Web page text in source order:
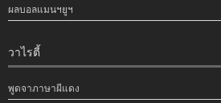
ผลบอลแมนฯยูฯ
วาไรตี้
พูดจาภาษาผีแดง